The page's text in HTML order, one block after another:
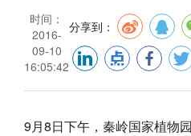
时间：
2016-
09-10
16:05:42
分享到：
9月8日下午，秦岭国家植物